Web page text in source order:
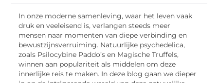
In onze moderne samenleving, waar het leven vaak
druk en veeleisend is, verlangen steeds meer
mensen naar momenten van diepe verbinding en
bewustzijnsverruiming. Natuurlijke psychedelica,
zoals Psilocybine Paddo’s en Magische Truffels,
winnen aan populariteit als middelen om deze
innerlijke reis te maken. In deze blog gaan we dieper